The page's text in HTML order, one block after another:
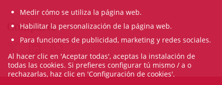
Comparte
Medir cómo se utiliza la página web.
Habilitar la personalización de la página web.
Para funciones de publicidad, marketing y redes sociales.
Al hacer clic en 'Aceptar todas', aceptas la instalación de
todas las cookies. Si prefieres configurar tú mismo / a o
rechazarlas, haz clic en 'Configuración de cookies'.